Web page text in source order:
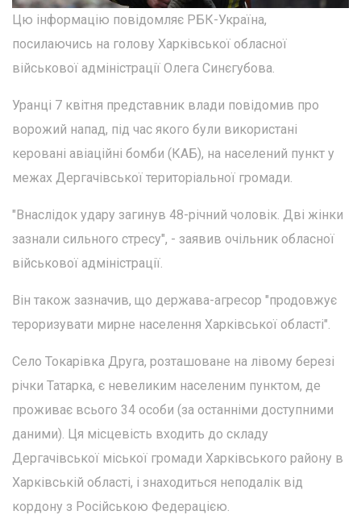
Цю інформацію повідомляє РБК-Україна,
посилаючись на голову Харківської обласної
військової адміністрації Олега Синєгубова.
Уранці 7 квітня представник влади повідомив про
ворожий напад, під час якого були використані
керовані авіаційні бомби (КАБ), на населений пункт у
межах Дергачівської територіальної громади.
"Внаслідок удару загинув 48-річний чоловік. Дві жінки
зазнали сильного стресу", - заявив очільник обласної
військової адміністрації.
Він також зазначив, що держава-агресор "продовжує
тероризувати мирне населення Харківської області".
Село Токарівка Друга, розташоване на лівому березі
річки Татарка, є невеликим населеним пунктом, де
проживає всього 34 особи (за останніми доступними
даними). Ця місцевість входить до складу
Дергачівської міської громади Харківського району в
Харківській області, і знаходиться неподалік від
кордону з Російською Федерацією.